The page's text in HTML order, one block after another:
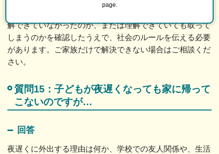
page.
解できていなかったのか、または理解できていても取って
しまうのかを確認したうえで、社会のルールを伝える必要
があります。ご家族だけで解決できない場合はご相談くだ
さい。
質問15：子どもが夜遅くなっても家に帰って
こないのですが…
回答
夜遅くに外出する理由は何か、学校での友人関係や、生活